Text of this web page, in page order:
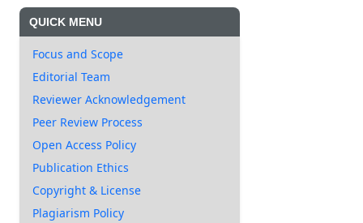
QUICK MENU
Focus and Scope
Editorial Team
Reviewer Acknowledgement
Peer Review Process
Open Access Policy
Publication Ethics
Copyright & License
Plagiarism Policy